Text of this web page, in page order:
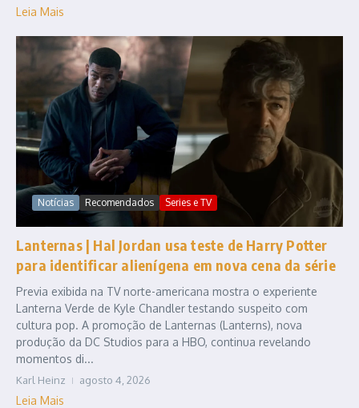
Leia Mais
Notícias Recomendados Series e TV
Lanternas | Hal Jordan usa teste de Harry Potter
para identificar alienígena em nova cena da série
Previa exibida na TV norte-americana mostra o experiente
Lanterna Verde de Kyle Chandler testando suspeito com
cultura pop. A promoção de Lanternas (Lanterns), nova
produção da DC Studios para a HBO, continua revelando
momentos di...
Karl Heinz agosto 4, 2026
Leia Mais